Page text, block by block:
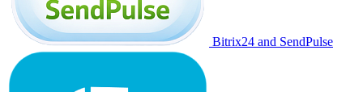
Bitrix24 and SendPulse